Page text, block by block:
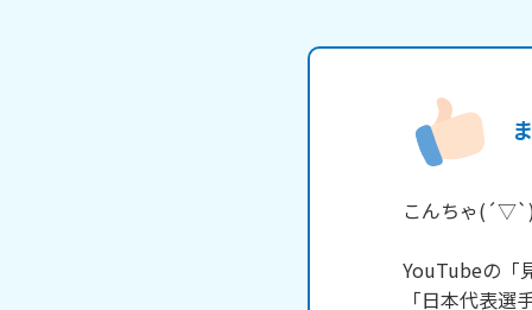
こんちゃ(´▽`)
YouTubeの「
「日本代表